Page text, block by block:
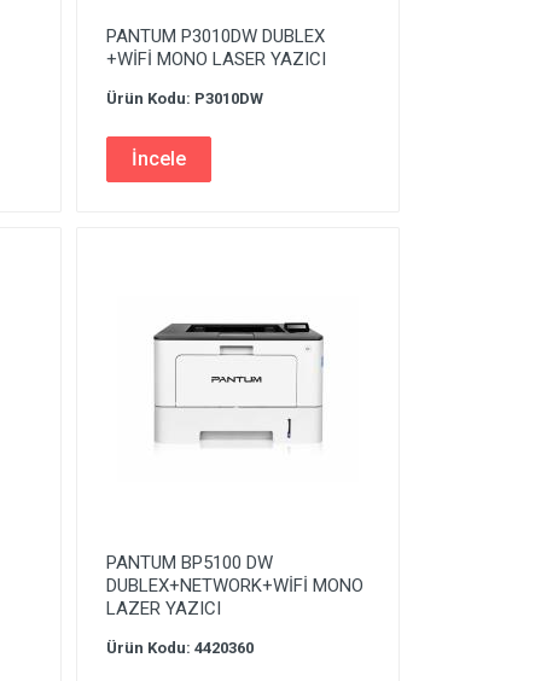
PANTUM P3010DW DUBLEX
+WİFİ MONO LASER YAZICI
Ürün Kodu: P3010DW
İncele
PANTUM BP5100 DW
DUBLEX+NETWORK+WİFİ MONO
LAZER YAZICI
Ürün Kodu: 4420360